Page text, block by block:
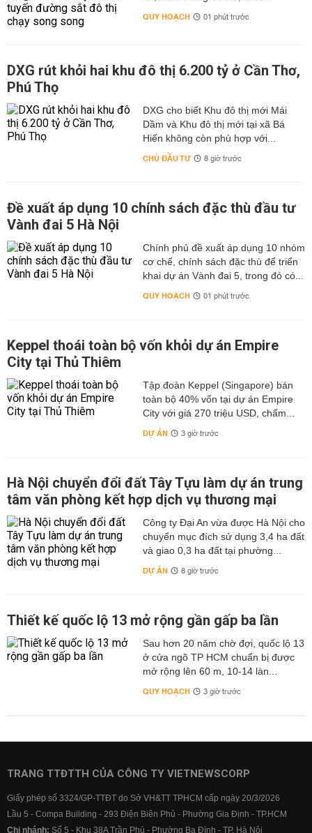
QUY HOẠCH 01 phút trước
DXG rút khỏi hai khu đô thị 6.200 tỷ ở Cần Thơ,
Phú Thọ
DXG cho biết Khu đô thị mới Mái
Dầm và Khu đô thị mới tại xã Bá
Hiến không còn phù hợp với...
CHỦ ĐẦU TƯ 8 giờ trước
Đề xuất áp dụng 10 chính sách đặc thù đầu tư
Vành đai 5 Hà Nội
Chính phủ đề xuất áp dụng 10 nhóm
cơ chế, chính sách đặc thù để triển
khai dự án Vành đai 5, trong đó có...
QUY HOẠCH 01 phút trước
Keppel thoái toàn bộ vốn khỏi dự án Empire
City tại Thủ Thiêm
Tập đoàn Keppel (Singapore) bán
toàn bộ 40% vốn tại dự án Empire
City với giá 270 triệu USD, chấm...
DỰ ÁN 3 giờ trước
Hà Nội chuyển đổi đất Tây Tựu làm dự án trung
tâm văn phòng kết hợp dịch vụ thương mại
Công ty Đại An vừa được Hà Nội cho
chuyển mục đích sử dụng 3,4 ha đất
và giao 0,3 ha đất tại phường...
DỰ ÁN 8 giờ trước
Thiết kế quốc lộ 13 mở rộng gần gấp ba lần
Sau hơn 20 năm chờ đợi, quốc lộ 13
ở cửa ngõ TP HCM chuẩn bị được
mở rộng lên 60 m, 10-14 làn...
QUY HOẠCH 3 giờ trước
TRANG TTĐTTH CỦA CÔNG TY VIETNEWSCORP
Giấy phép số 3324/GP-TTĐT do Sở VH&TT TPHCM cấp ngày 20/3/2026
Lầu 5 - Compa Building - 293 Điện Biên Phủ - Phường Gia Định - TP.HCM
Chi nhánh: Số 5 - Khu 38A Trần Phú - Phường Ba Đình - TP. Hà Nội